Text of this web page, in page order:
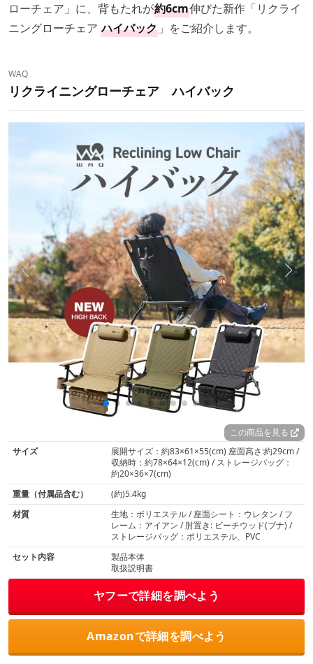
ローチェア」に、背もたれが約6cm伸びた新作「リクライ
ニングローチェア ハイバック 」をご紹介します。
WAQ
リクライニングローチェア ハイバック
この商品を見る
サイズ
展開サイズ：約83×61×55(cm) 座面高さ:約29cm /
収納時：約78×64×12(cm) / ストレージバッグ：
約20×36×7(cm)
重量（付属品含む）
(約)5.4kg
材質
生地：ポリエステル / 座面シート：ウレタン / フ
レーム：アイアン / 肘置き: ビーチウッド(ブナ) /
ストレージバッグ：ポリエステル、PVC
セット内容
製品本体
取扱説明書
ヤフーで詳細を調べよう
Amazonで詳細を調べよう